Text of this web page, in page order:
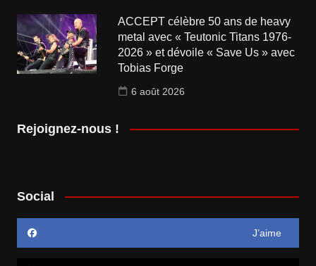
ACCEPT célèbre 50 ans de heavy
metal avec « Teutonic Titans 1976-
2026 » et dévoile « Save Us » avec
Tobias Forge
6 août 2026
Rejoignez-nous !
Social
J’aime